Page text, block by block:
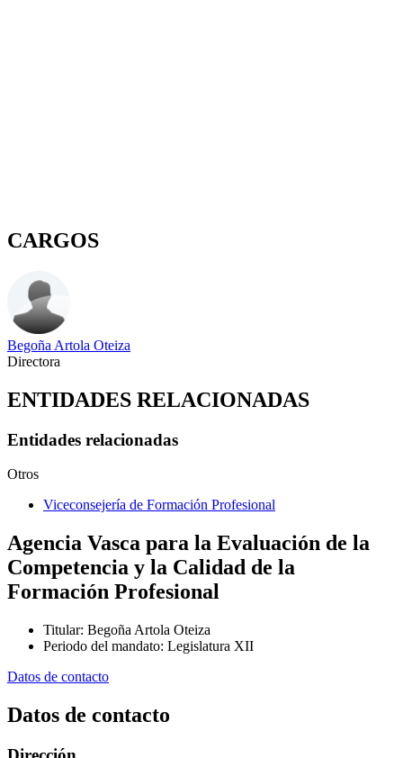
CARGOS
Begoña Artola Oteiza
Directora
ENTIDADES RELACIONADAS
Entidades relacionadas
Otros
Viceconsejería de Formación Profesional
Agencia Vasca para la Evaluación de la
Competencia y la Calidad de la
Formación Profesional
Titular: Begoña Artola Oteiza
Periodo del mandato: Legislatura XII
Datos de contacto
Datos de contacto